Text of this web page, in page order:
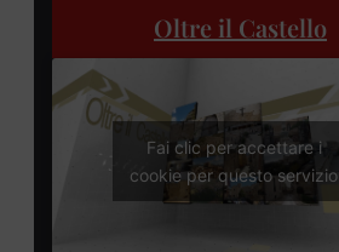
Oltre il Castello
Fai clic per accettare i
cookie per questo servizio